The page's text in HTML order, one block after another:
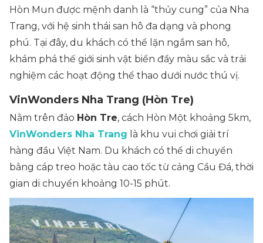
Hòn Mun được mệnh danh là “thủy cung” của Nha
Trang, với hệ sinh thái san hô đa dạng và phong
phú. Tại đây, du khách có thể lặn ngắm san hô,
khám phá thế giới sinh vật biển đầy màu sắc và trải
nghiệm các hoạt động thể thao dưới nước thú vị.
VinWonders Nha Trang (Hòn Tre)
Nằm trên đảo Hòn Tre, cách Hòn Một khoảng 5km,
VinWonders Nha Trang là khu vui chơi giải trí
hàng đầu Việt Nam. Du khách có thể di chuyển
bằng cáp treo hoặc tàu cao tốc từ cảng Cầu Đá, thời
gian di chuyển khoảng 10-15 phút.